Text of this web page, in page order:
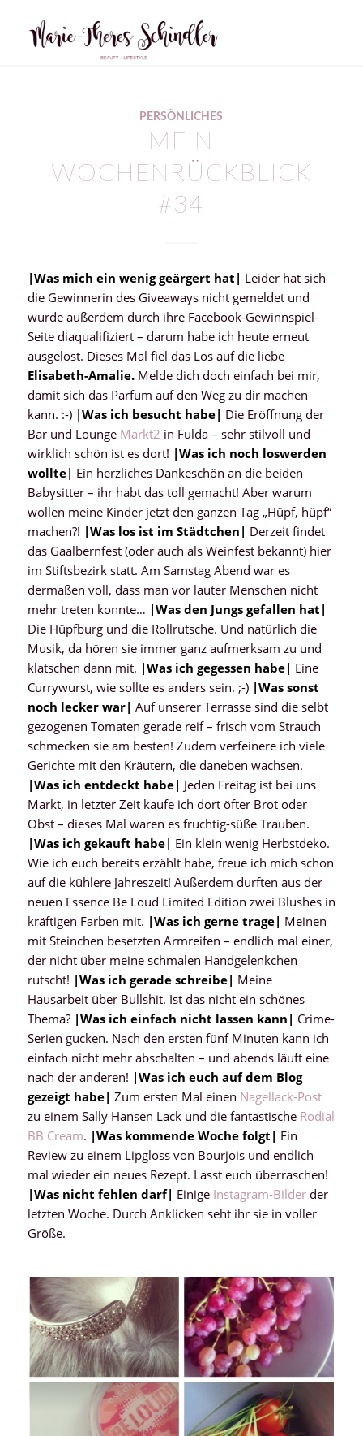
PERSÖNLICHES
MEIN
WOCHENRÜCKBLICK
#34
|Was mich ein wenig geärgert hat | Leider hat sich
die Gewinnerin des Giveaways nicht gemeldet und
wurde außerdem durch ihre Facebook-Gewinnspiel-
Seite diaqualifiziert – darum habe ich heute erneut
ausgelost. Dieses Mal fiel das Los auf die liebe
Elisabeth-Amalie.Melde dich doch einfach bei mir,
damit sich das Parfum auf den Weg zu dir machen
kann. :-) |Was ich besucht habe| Die Eröffnung der
Bar und Lounge Markt2 in Fulda – sehr stilvoll und
wirklich schön ist es dort! |Was ich noch loswerden
wollte| Ein herzliches Dankeschön an die beiden
Babysitter – ihr habt das toll gemacht! Aber warum
wollen meine Kinder jetzt den ganzen Tag „Hüpf, hüpf“
machen?! |Was los ist im Städtchen | Derzeit findet
das Gaalbernfest (oder auch als Weinfest bekannt) hier
im Stiftsbezirk statt. Am Samstag Abend war es
dermaßen voll, dass man vor lauter Menschen nicht
mehr treten konnte… |Was den Jungs gefallen hat |
Die Hüpfburg und die Rollrutsche. Und natürlich die
Musik, da hören sie immer ganz aufmerksam zu und
klatschen dann mit. |Was ich gegessen habe| Eine
Currywurst, wie sollte es anders sein. ;-) |Was sonst
noch lecker war| Auf unserer Terrasse sind die selbt
gezogenen Tomaten gerade reif – frisch vom Strauch
schmecken sie am besten! Zudem verfeinere ich viele
Gerichte mit den Kräutern, die daneben wachsen.
|Was ich entdeckt habe| Jeden Freitag ist bei uns
Markt, in letzter Zeit kaufe ich dort öfter Brot oder
Obst – dieses Mal waren es fruchtig-süße Trauben.
|Was ich gekauft habe| Ein klein wenig Herbstdeko.
Wie ich euch bereits erzählt habe, freue ich mich schon
auf die kühlere Jahreszeit! Außerdem durften aus der
neuen Essence Be Loud Limited Edition zwei Blushes in
kräftigen Farben mit. |Was ich gerne trage| Meinen
mit Steinchen besetzten Armreifen – endlich mal einer,
der nicht über meine schmalen Handgelenkchen
rutscht! |Was ich gerade schreibe| Meine
Hausarbeit über Bullshit. Ist das nicht ein schönes
Thema? |Was ich einfach nicht lassen kann | Crime-
Serien gucken. Nach den ersten fünf Minuten kann ich
einfach nicht mehr abschalten – und abends läuft eine
nach der anderen! |Was ich euch auf dem Blog
gezeigt habe| Zum ersten Mal einen Nagellack-Post
zu einem Sally Hansen Lack und die fantastische Rodial
BB Cream. |Was kommende Woche folgt | Ein
Review zu einem Lipgloss von Bourjois und endlich
mal wieder ein neues Rezept. Lasst euch überraschen!
|Was nicht fehlen darf| Einige Instagram-Bilder der
letzten Woche. Durch Anklicken seht ihr sie in voller
Größe.